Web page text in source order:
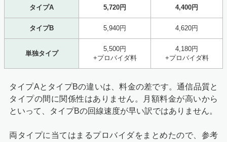
タイプA 5,720円 4,400円
タイプB 5,940円 4,620円
単独タイプ
5,500円
+プロバイダ料
4,180円
+プロバイダ料
タイプAとタイプBの違いは、料金の差です。通信品質と
タイプの間に関係性はありません。月額料金が高いから
といって、タイプBの回線速度が早い訳ではありません。
両タイプに当てはまるプロバイダをまとめたので、参考